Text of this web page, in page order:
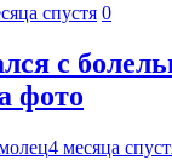
спустя 0
с
фото
4 месяца